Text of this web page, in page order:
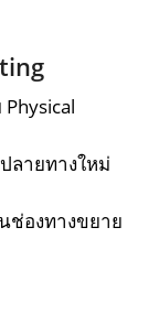
ลายทางใหม่
ช่องทางขยาย